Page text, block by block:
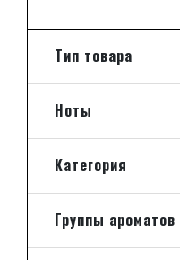
новинками 2014 года:
Тип товара
Ноты
Категория
Группы ароматов